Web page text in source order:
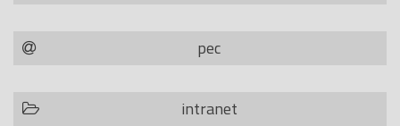
pec
intranet